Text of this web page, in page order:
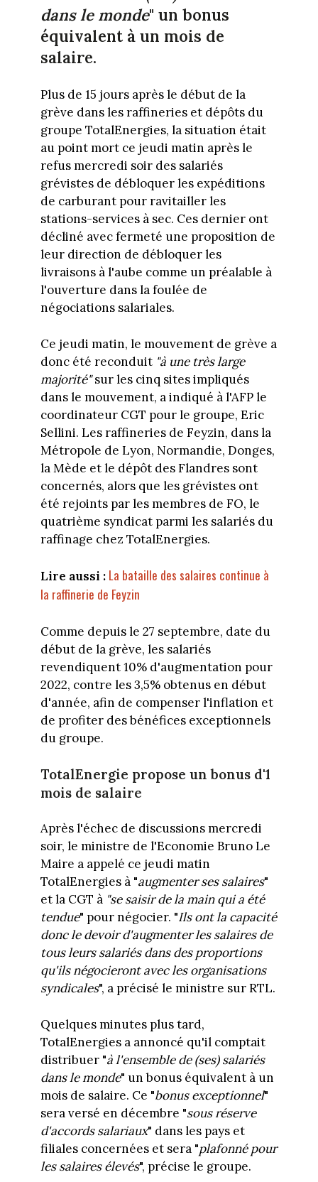
dans le monde" un bonus
équivalent à un mois de
salaire.
Plus de 15 jours après le début de la
grève dans les raffineries et dépôts du
groupe TotalEnergies, la situation était
au point mort ce jeudi matin après le
refus mercredi soir des salariés
grévistes de débloquer les expéditions
de carburant pour ravitailler les
stations-services à sec. Ces dernier ont
décliné avec fermeté une proposition de
leur direction de débloquer les
livraisons à l'aube comme un préalable à
l'ouverture dans la foulée de
négociations salariales.
Ce jeudi matin, le mouvement de grève a
donc été reconduit "à une très large
majorité"sur les cinq sites impliqués
dans le mouvement, a indiqué à l'AFP le
coordinateur CGT pour le groupe, Eric
Sellini. Les raffineries de Feyzin, dans la
Métropole de Lyon, Normandie, Donges,
la Mède et le dépôt des Flandres sont
concernés, alors que les grévistes ont
été rejoints par les membres de FO, le
quatrième syndicat parmi les salariés du
raffinage chez TotalEnergies.
Lire aussi : La bataille des salaires continue à
la raffinerie de Feyzin
Comme depuis le 27 septembre, date du
début de la grève, les salariés
revendiquent 10% d'augmentation pour
2022, contre les 3,5% obtenus en début
d'année, afin de compenser l'inflation et
de profiter des bénéfices exceptionnels
du groupe.
TotalEnergie propose un bonus d'1
mois de salaire
Après l'échec de discussions mercredi
soir, le ministre de l'Economie Bruno Le
Maire a appelé ce jeudi matin
TotalEnergies à "augmenter ses salaires"
et la CGT à "se saisir de la main qui a été
tendue" pour négocier. "Ils ont la capacité
donc le devoir d'augmenter les salaires de
tous leurs salariés dans des proportions
qu'ils négocieront avec les organisations
syndicales", a précisé le ministre sur RTL.
Quelques minutes plus tard,
TotalEnergies a annoncé qu'il comptait
distribuer "à l'ensemble de (ses) salariés
dans le monde" un bonus équivalent à un
mois de salaire. Ce "bonus exceptionnel"
sera versé en décembre "sous réserve
d'accords salariaux" dans les pays et
filiales concernées et sera "plafonné pour
les salaires élevés", précise le groupe.